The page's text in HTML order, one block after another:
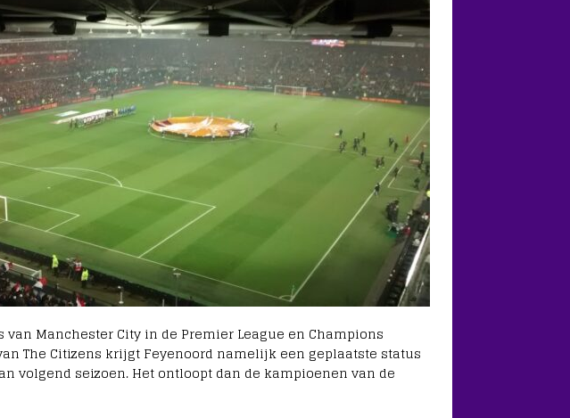
van Manchester City in de Premier League en Champions
The Citizens krijgt Feyenoord namelijk een geplaatste status
volgend seizoen. Het ontloopt dan de kampioenen van de